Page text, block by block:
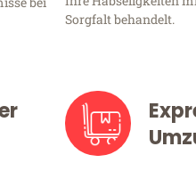
Sorgfalt behandelt.